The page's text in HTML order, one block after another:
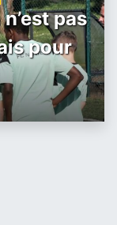
pas
pour